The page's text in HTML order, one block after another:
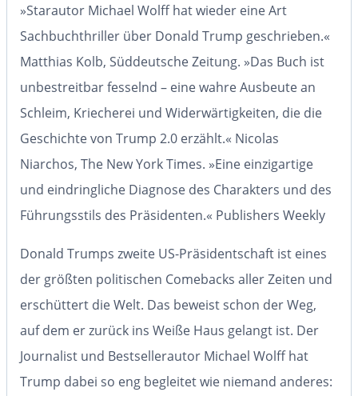
»Starautor Michael Wolff hat wieder eine Art
Sachbuchthriller über Donald Trump geschrieben.«
Matthias Kolb, Süddeutsche Zeitung. »Das Buch ist
unbestreitbar fesselnd – eine wahre Ausbeute an
Schleim, Kriecherei und Widerwärtigkeiten, die die
Geschichte von Trump 2.0 erzählt.« Nicolas
Niarchos, The New York Times. »Eine einzigartige
und eindringliche Diagnose des Charakters und des
Führungsstils des Präsidenten.« Publishers Weekly
Donald Trumps zweite US-Präsidentschaft ist eines
der größten politischen Comebacks aller Zeiten und
erschüttert die Welt. Das beweist schon der Weg,
auf dem er zurück ins Weiße Haus gelangt ist. Der
Journalist und Bestsellerautor Michael Wolffhat
Trump dabei so eng begleitet wie niemand anderes: